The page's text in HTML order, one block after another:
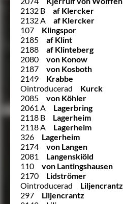
2132 B
af Klercker
2132 A
af Klercker
107
Klingspor
2185
af Klint
2188
af Klinteberg
2080
von Konow
2187
von Kosboth
2149
Krabbe
Ointroducerad
Kurck
2085
von Köhler
2061 A
Lagerbring
2118 B
Lagerheim
2118 A
Lagerheim
326
Lagerheim
2174
von Langen
2081
Langenskiöld
110
von Lantingshausen
2170
Lidströmer
Ointroducerad
Liljencrantz
297
Liljencrantz